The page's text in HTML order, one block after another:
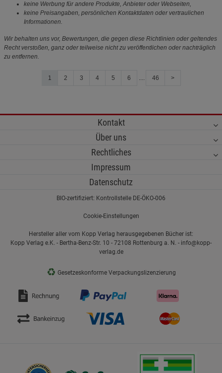
keine Werbung für andere Produkte, Anbieter oder Webseiten,
keine Preisangaben, persönlichen Kontaktdaten oder vertraulichen
Informationen.
Wir behalten uns vor, Bewertungen, die gegen diese Richtlinien oder geltendes
Recht verstoßen, ganz oder teilweise nicht zu veröffentlichen oder nachträglich
zu entfernen.
1 2 3 4 5 6 .... 46 >
Kontakt
Über uns
Rechtliches
Impressum
Datenschutz
BIO-zertifiziert: Kontrollstelle DE-ÖKO-006
Cookie-Einstellungen
Hersteller aller vom Kopp Verlag herausgegebenen Bücher ist:
Kopp Verlag e.K. - Bertha-Benz-Str. 10 - 72108 Rottenburg a. N. - info@kopp-
verlag.de
♻ Gesetzeskonforme Verpackungslizenzierung